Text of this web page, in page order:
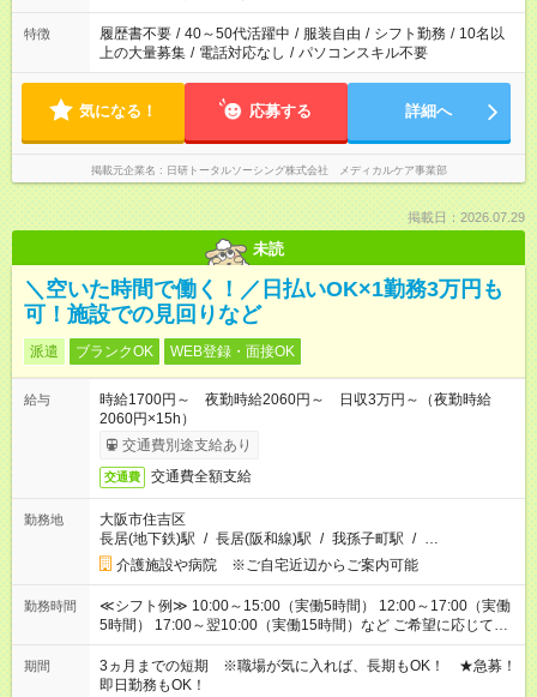
と、もう1つのお仕事の勤務時間。 合計で週40時間を超える場
合は応募できません。
特徴 履歴書不要 / 40～50代活躍中 / 服装自由 / シフト勤務 / 10名以
上の大量募集 / 電話対応なし / パソコンスキル不要
気になる！ 応募する 詳細へ
掲載元企業名 日研トータルソーシング株式会社 メディカルケア事業部
掲載日：2026.07.29
未読
＼空いた時間で働く！／日払いOK×1勤務3万円も
可！施設での見回りなど
派遣 ブランクOK WEB登録・面接OK
給与
時給1700円～ 夜勤時給2060円～ 日収3万円～（夜勤時給
2060円×15h）
交通費別途支給あり
交通費 交通費全額支給
勤務地
大阪市住吉区
長居(地下鉄)駅 / 長居(阪和線)駅 / 我孫子町駅 / …
介護施設や病院 ※ご自宅近辺からご案内可能
勤務時間
≪シフト例≫ 10:00～15:00（実働5時間） 12:00～17:00（実働
5時間） 17:00～翌10:00（実働15時間）など ご希望に応じて、
働く時間は調整できます！ お気軽に担当へ相談ください！
期間
3ヵ月までの短期 ※職場が気に入れば、長期もOK！ ★急募！
即日勤務もOK！